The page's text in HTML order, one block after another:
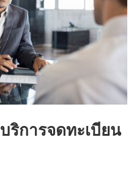
บริการจดทะเบียน